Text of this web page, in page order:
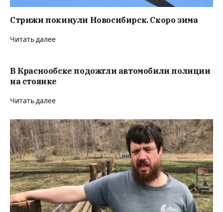
Стрижи покинули Новосибирск. Скоро зима
Читать далее
В Краснообске подожгли автомобили полиции
на стоянке
Читать далее